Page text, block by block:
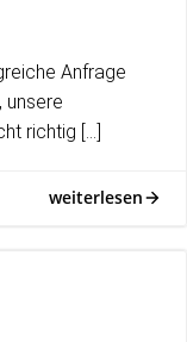
Anfrage
unsere
richtig […]
weiterlesen